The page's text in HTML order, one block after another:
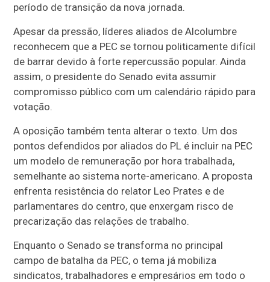
período de transição da nova jornada.
Apesar da pressão, líderes aliados de Alcolumbre
reconhecem que a PEC se tornou politicamente difícil
de barrar devido à forte repercussão popular. Ainda
assim, o presidente do Senado evita assumir
compromisso público com um calendário rápido para
votação.
A oposição também tenta alterar o texto. Um dos
pontos defendidos por aliados do PL é incluir na PEC
um modelo de remuneração por hora trabalhada,
semelhante ao sistema norte-americano. A proposta
enfrenta resistência do relator Leo Prates e de
parlamentares do centro, que enxergam risco de
precarização das relações de trabalho.
Enquanto o Senado se transforma no principal
campo de batalha da PEC, o tema já mobiliza
sindicatos, trabalhadores e empresários em todo o